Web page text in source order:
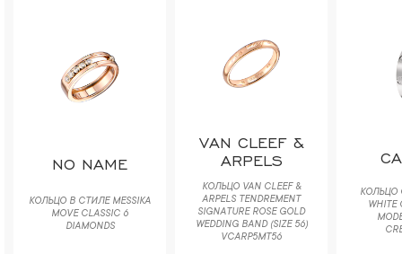
NO NAME
КОЛЬЦО В СТИЛЕ MESSIKA
MOVE CLASSIC 6
DIAMONDS
VAN CLEEF &
ARPELS
КОЛЬЦО VAN CLEEF &
ARPELS TENDREMENT
SIGNATURE ROSE GOLD
WEDDING BAND (SIZE 56)
VCARP5MT56
КОЛЬЦО
WHITE